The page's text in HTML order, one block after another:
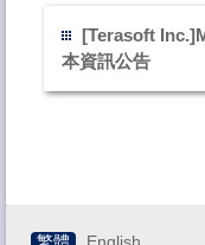
[Terasoft
本資訊公告